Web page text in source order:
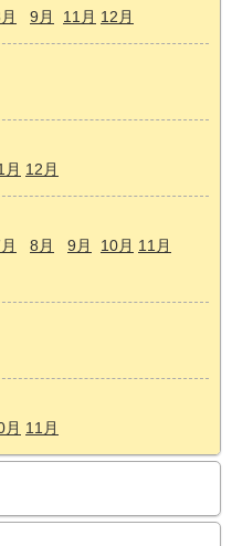
9月 11月 12月
月 12月
8月 9月 10月 11月
月 11月